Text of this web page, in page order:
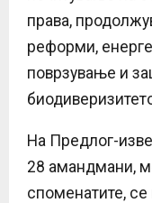
права,
реформи,
поврзување и
На Предлог-
28 амандмани,
споменатите, се